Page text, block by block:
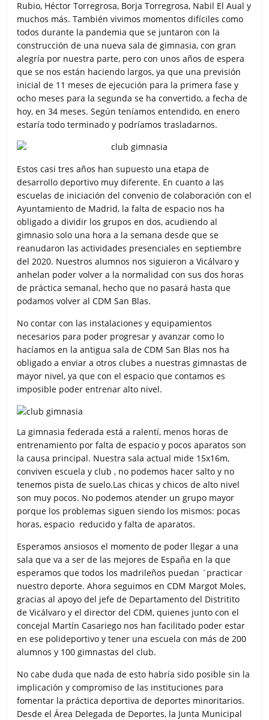
Rubio, Héctor Torregrosa, Borja Torregrosa, Nabil El Aual y
muchos más. También vivimos momentos difíciles como
todos durante la pandemia que se juntaron con la
construcción de una nueva sala de gimnasia, con gran
alegría por nuestra parte, pero con unos años de espera
que se nos están haciendo largos, ya que una previsión
inicial de 11 meses de ejecución para la primera fase y
ocho meses para la segunda se ha convertido, a fecha de
hoy, en 34 meses. Según teníamos entendido, en enero
estaría todo terminado y podríamos trasladarnos.
Estos casi tres años han supuesto una etapa de
desarrollo deportivo muy diferente. En cuanto a las
escuelas de iniciación del convenio de colaboración con el
Ayuntamiento de Madrid, la falta de espacio nos ha
obligado a dividir los grupos en dos, acudiendo al
gimnasio solo una hora a la semana desde que se
reanudaron las actividades presenciales en septiembre
del 2020. Nuestros alumnos nos siguieron a Vicálvaro y
anhelan poder volver a la normalidad con sus dos horas
de práctica semanal, hecho que no pasará hasta que
podamos volver al CDM San Blas.
No contar con las instalaciones y equipamientos
necesarios para poder progresar y avanzar como lo
hacíamos en la antigua sala de CDM San Blas nos ha
obligado a enviar a otros clubes a nuestras gimnastas de
mayor nivel, ya que con el espacio que contamos es
imposible poder entrenar alto nivel.
La gimnasia federada está a ralentí, menos horas de
entrenamiento por falta de espacio y pocos aparatos son
la causa principal. Nuestra sala actual mide 15x16m,
conviven escuela y club , no podemos hacer salto y no
tenemos pista de suelo.Las chicas y chicos de alto nivel
son muy pocos. No podemos atender un grupo mayor
porque los problemas siguen siendo los mismos: pocas
horas, espacio reducido y falta de aparatos.
Esperamos ansiosos el momento de poder llegar a una
sala que va a ser de las mejores de España en la que
esperamos que todos los madrileños puedan `practicar
nuestro deporte. Ahora seguimos en CDM Margot Moles,
gracias al apoyo del jefe de Departamento del Distritito
de Vicálvaro y el director del CDM, quienes junto con el
concejal Martín Casariego nos han facilitado poder estar
en ese polideportivo y tener una escuela con más de 200
alumnos y 100 gimnastas del club.
No cabe duda que nada de esto habría sido posible sin la
implicación y compromiso de las instituciones para
fomentar la práctica deportiva de deportes minoritarios.
Desde el Área Delegada de Deportes, la Junta Municipal